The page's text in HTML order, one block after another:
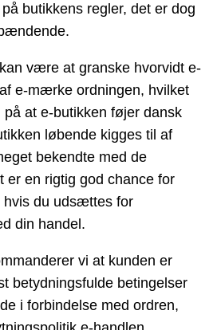
butikkens regler, det er dog
være at granske hvorvidt e-
e-mærke ordningen, hvilket
at e-butikken føjer dansk
løbende kigges til af
bekendte med de
en rigtig god chance for
du udsættes for
din handel.
vi at kunden er
betydningsfulde betingelser
i forbindelse med ordren,